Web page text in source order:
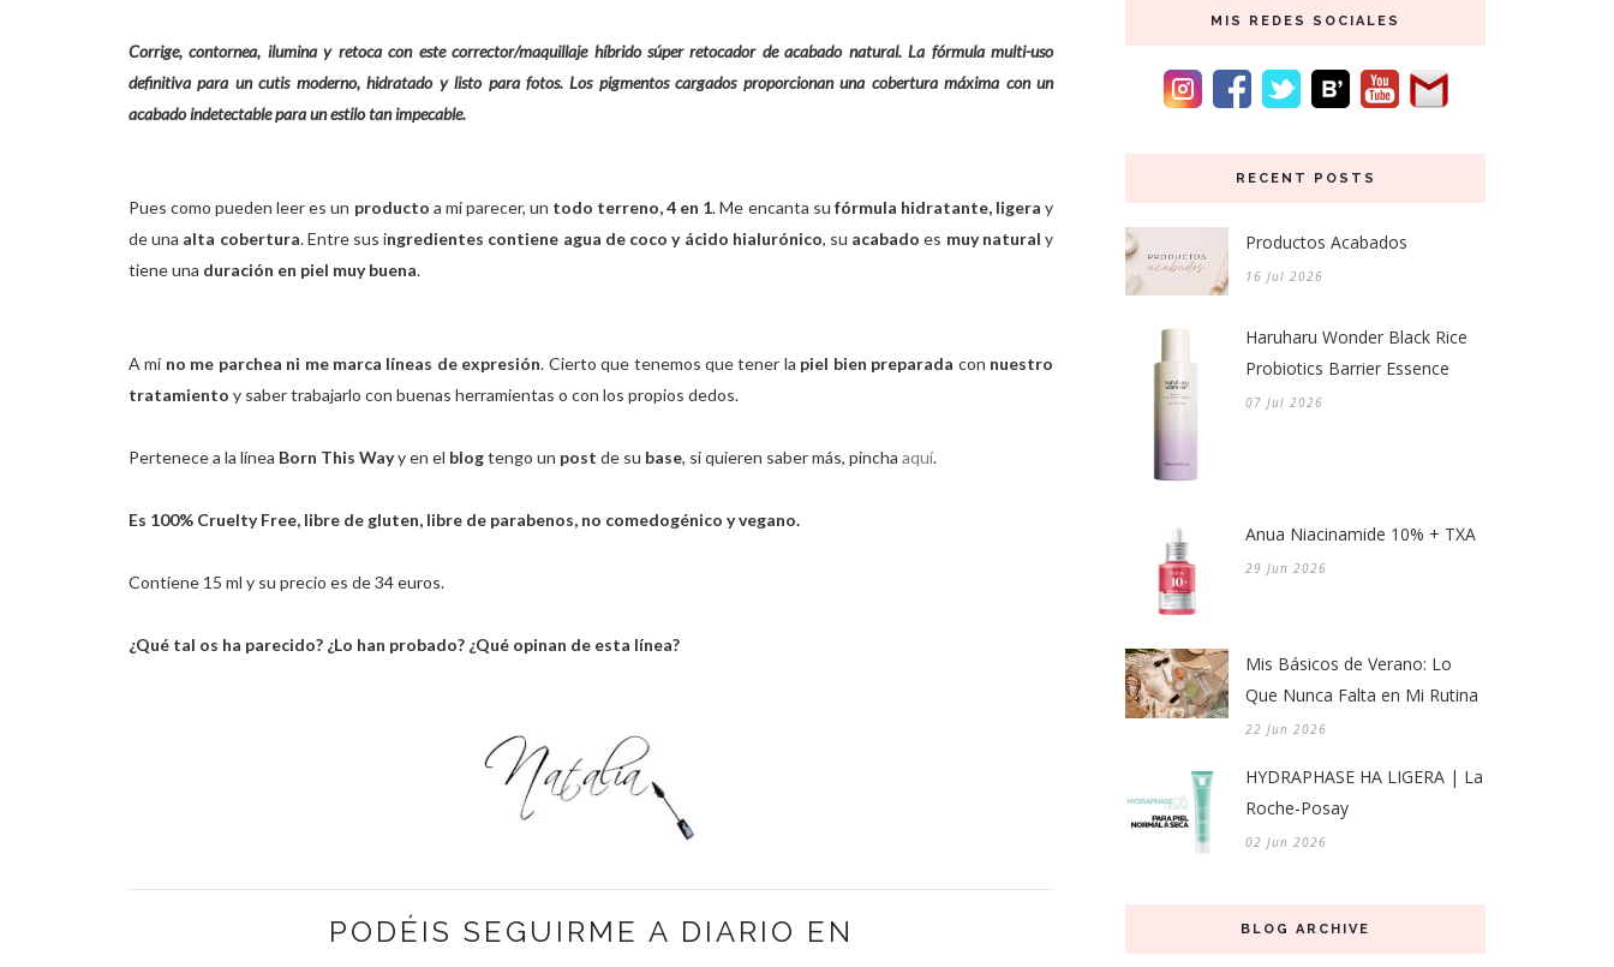
Corrige, contornea, ilumina y retoca con este corrector/maquillaje híbrido súper retocador de acabado natural. La fórmula multi-uso
definitiva para un cutis moderno, hidratado y listo para fotos. Los pigmentos cargados proporcionan una cobertura máxima con un
acabado indetectable para un estilo tan impecable.
Pues como pueden leer es un producto a mi parecer, un todo terreno, 4 en 1. Me encanta su fórmula hidratante, ligeray
de una alta cobertura. Entre sus ingredientes contiene agua de coco y ácido hialurónico, su acabado es muy natural y
tiene una duración en piel muy buena.
A mí no me parchea ni me marca líneas de expresión. Cierto que tenemos que tener la piel bien preparada con nuestro
tratamiento y saber trabajarlo con buenas herramientas o con los propios dedos.
Pertenece a la línea Born This Wayy en el blogtengo un post de su base, si quieren saber más, pincha aquí.
Es 100% Cruelty Free, libre de gluten, libre de parabenos, no comedogénico y vegano.
Contiene 15 ml y su precio es de 34 euros.
¿Qué tal os ha parecido? ¿Lo han probado? ¿Qué opinan de esta línea?
PODÉIS SEGUIRME A DIARIO EN
MIS REDES SOCIALES
RECENT POSTS
Productos Acabados
16 Jul 2026
Haruharu Wonder Black Rice
Probiotics Barrier Essence
07 Jul 2026
Anua Niacinamide 10% + TXA
29 Jun 2026
Mis Básicos de Verano: Lo
Que Nunca Falta en Mi Rutina
22 Jun 2026
HYDRAPHASE HA LIGERA | La
Roche-Posay
02 Jun 2026
BLOG ARCHIVE